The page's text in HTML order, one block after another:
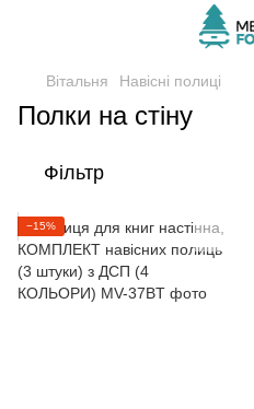
Вітальня Навісні полиці
Полки на стіну
Фільтр
−15%